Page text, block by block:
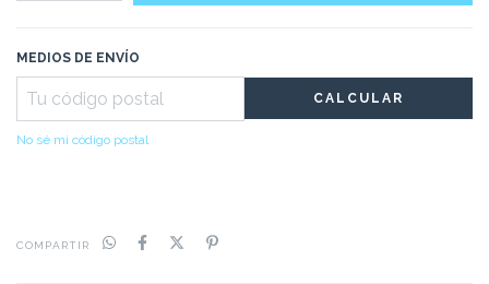
MEDIOS DE ENVÍO
CALCULAR
No sé mi código postal
COMPARTIR